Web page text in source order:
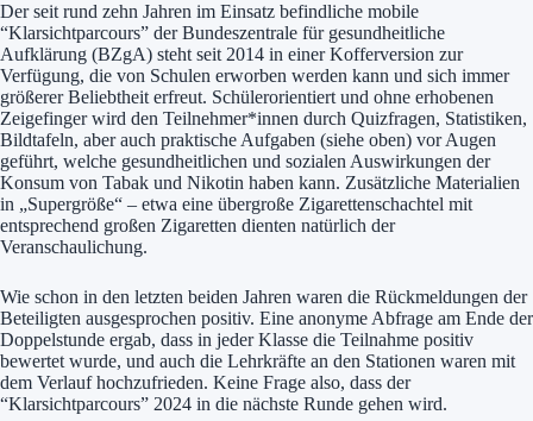
Der seit rund zehn Jahren im Einsatz befindliche mobile
“Klarsichtparcours” der Bundeszentrale für gesundheitliche
Aufklärung (BZgA) steht seit 2014 in einer Kofferversion zur
Verfügung, die von Schulen erworben werden kann und sich immer
größerer Beliebtheit erfreut. Schülerorientiert und ohne erhobenen
Zeigefinger wird den Teilnehmer*innen durch Quizfragen, Statistiken,
Bildtafeln, aber auch praktische Aufgaben (siehe oben) vor Augen
geführt, welche gesundheitlichen und sozialen Auswirkungen der
Konsum von Tabak und Nikotin haben kann. Zusätzliche Materialien
in „Supergröße“ – etwa eine übergroße Zigarettenschachtel mit
entsprechend großen Zigaretten dienten natürlich der
Veranschaulichung.
Wie schon in den letzten beiden Jahren waren die Rückmeldungen der
Beteiligten ausgesprochen positiv. Eine anonyme Abfrage am Ende der
Doppelstunde ergab, dass in jeder Klasse die Teilnahme positiv
bewertet wurde, und auch die Lehrkräfte an den Stationen waren mit
dem Verlauf hochzufrieden. Keine Frage also, dass der
“Klarsichtparcours” 2024 in die nächste Runde gehen wird.